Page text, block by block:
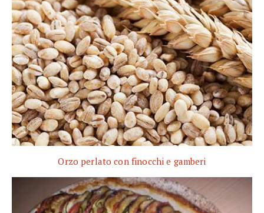
Orzo perlato con finocchi e gamberi